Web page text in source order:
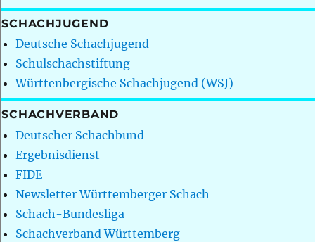
SCHACHJUGEND
Deutsche Schachjugend
Schulschachstiftung
Württenbergische Schachjugend (WSJ)
SCHACHVERBAND
Deutscher Schachbund
Ergebnisdienst
FIDE
Newsletter Württemberger Schach
Schach-Bundesliga
Schachverband Württemberg